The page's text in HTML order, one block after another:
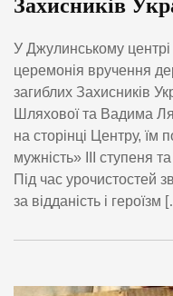
Захисників
У Джулинському центрі
церемонія вручення
загиблих Захисників
Шляхової та Вадима
на сторінці Центру, їм
мужність» ІІІ ступеня
Під час урочистостей
за відданість і героїзм